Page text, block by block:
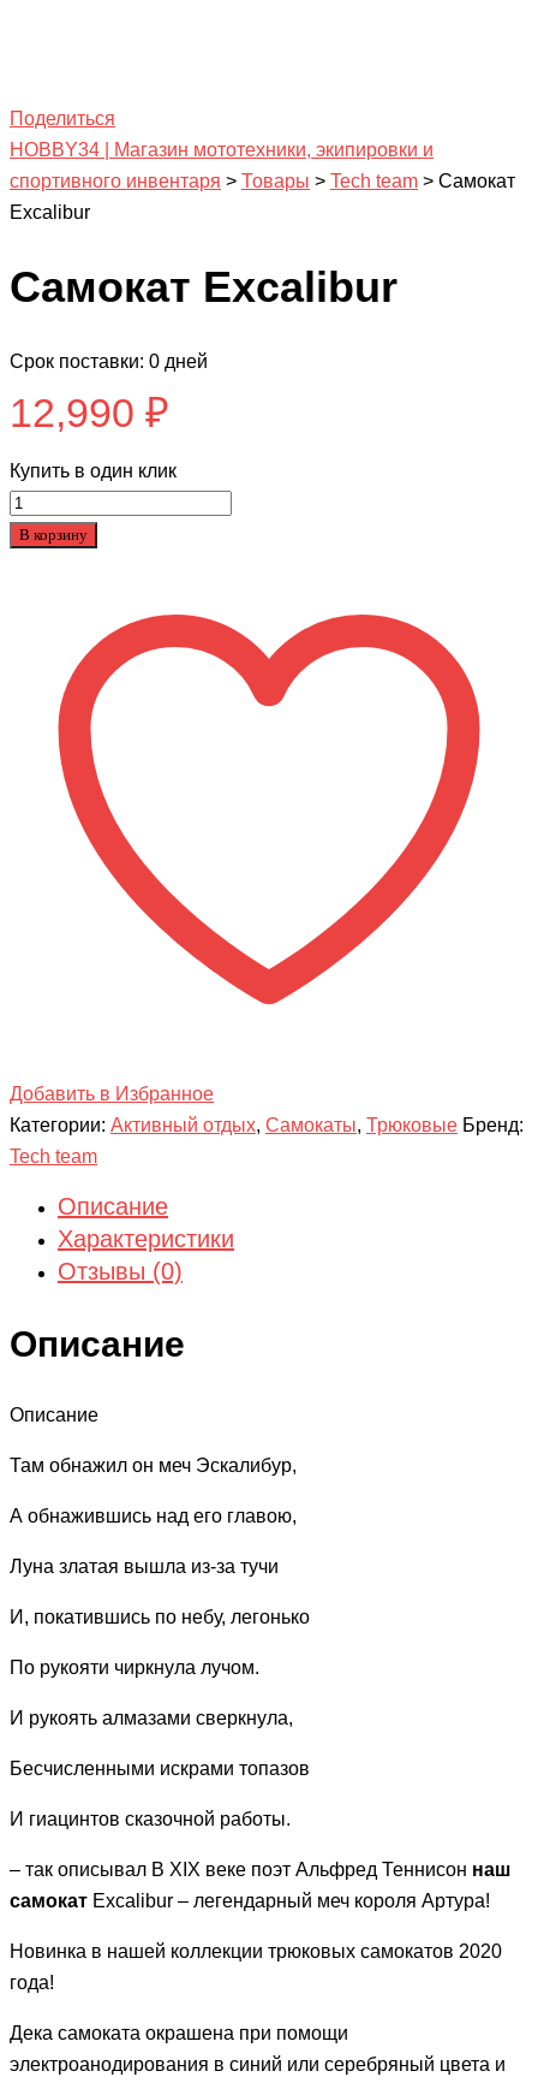
Поделиться
HOBBY34 | Магазин мототехники, экипировки и
спортивного инвентаря > Товары > Tech team > Самокат
Excalibur
Самокат Excalibur
Срок поставки: 0 дней
12,990 ₽
Купить в один клик
Количество
товара
В корзину
Добавить в Избранное
Категории: Активный отдых, Самокаты, Трюковые Бренд:
Tech team
Описание
Характеристики
Отзывы (0)
Описание
Описание
Там обнажил он меч Эскалибур,
А обнажившись над его главою,
Луна златая вышла из-за тучи
И, покатившись по небу, легонько
По рукояти чиркнула лучом.
И рукоять алмазами сверкнула,
Бесчисленными искрами топазов
И гиацинтов сказочной работы.
– так описывал В XIX веке поэт Альфред Теннисон наш
самокат Excalibur – легендарный меч короля Артура!
Новинка в нашей коллекции трюковых самокатов 2020
года!
Дека самоката окрашена при помощи
электроанодирования в синий или серебряный цвета и